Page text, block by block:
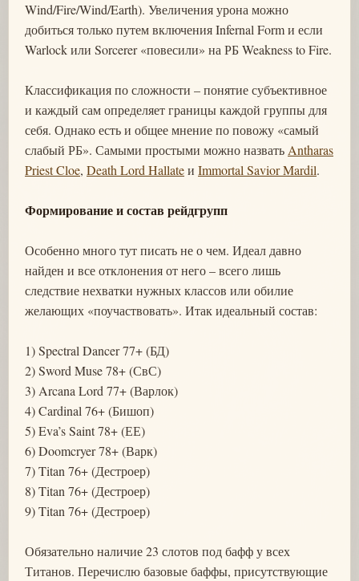
Wind/Fire/Wind/Earth). Увеличения урона можно
добиться только путем включения Infernal Form и если
Warlock или Sorcerer «повесили» на РБ Weakness to Fire.
Классификация по сложности – понятие субъективное
и каждый сам определяет границы каждой группы для
себя. Однако есть и общее мнение по повожу «самый
слабый РБ». Самыми простыми можно назвать Antharas
Priest Cloe, Death Lord Hallateи Immortal Savior Mardil.
Формирование и состав рейдгрупп
Особенно много тут писать не о чем. Идеал давно
найден и все отклонения от него – всего лишь
следствие нехватки нужных классов или обилие
желающих «поучаствовать». Итак идеальный состав:
1) Spectral Dancer 77+ (БД)
2) Sword Muse 78+ (СвС)
3) Arcana Lord 77+ (Варлок)
4) Cardinal 76+ (Бишоп)
5) Eva’s Saint 78+ (ЕЕ)
6) Doomcryer 78+ (Варк)
7) Titan 76+ (Дестроер)
8) Titan 76+ (Дестроер)
9) Titan 76+ (Дестроер)
Обязательно наличие 23 слотов под бафф у всех
Титанов. Перечислю базовые баффы, присутствующие